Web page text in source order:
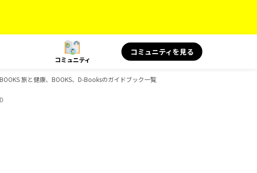
コミュニティ
コミュニティを見る
旅と健康、BOOKS、D-Booksのガイドブック一覧